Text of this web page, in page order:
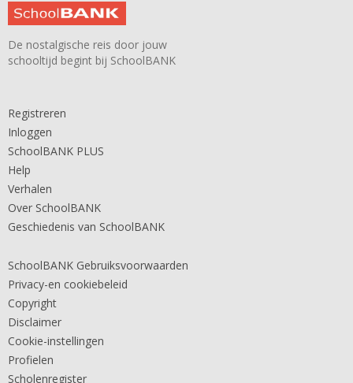
De nostalgische reis door jouw
schooltijd begint bij SchoolBANK
Registreren
Inloggen
SchoolBANK PLUS
Help
Verhalen
Over SchoolBANK
Geschiedenis van SchoolBANK
SchoolBANK Gebruiksvoorwaarden
Privacy-en cookiebeleid
Copyright
Disclaimer
Cookie-instellingen
Profielen
Scholenregister